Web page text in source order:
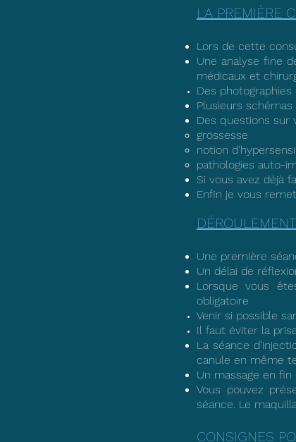
LA PREMIÈRE
Lors de cette
Une analyse fine
médicaux et
Des
Plusieurs
Des questions sur
grossesse​
notion
pathologies auto-
Si vous avez déjà
Enfin je vous
DÉ
Une première
Un délai de
Lorsque vous
obligatoire
Venir si possible
Il faut éviter la
La séance
canule en même
Un massage en
Vous pouvez
séance. Le
CONSIGNES